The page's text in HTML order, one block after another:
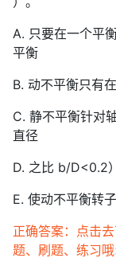
A. 只要在一个平
平衡
B. 动不平衡只有
C. 静不平衡针对
直径
D. 之比 b/D<0.2）
E. 使动不平衡转
正确答案：点击
题、刷题、练习